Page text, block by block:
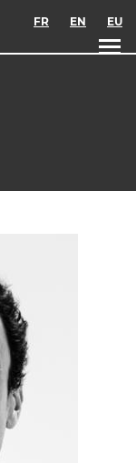
FR EN EU